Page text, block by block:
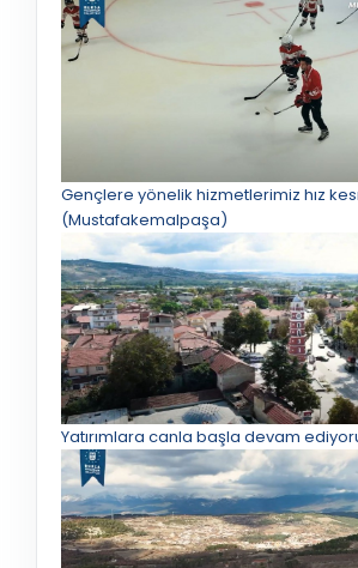
Gençlere yönelik hizmetlerimiz hız
(Mustafakemalpaşa)
Yatırımlara canla başla devam